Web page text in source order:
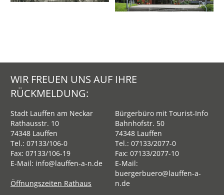
WIR FREUEN UNS AUF IHRE
RÜCKMELDUNG:
Stadt Lauffen am Neckar
Rathausstr. 10
74348 Lauffen
Tel.: 07133/106-0
Fax: 07133/106-19
E-Mail: info@lauffen-a-n.de
Öffnungszeiten Rathaus
Bürgerbüro mit Tourist-Info
Bahnhofstr. 50
74348 Lauffen
Tel.:07133/2077-0
Fax: 07133/2077-10
E-Mail:
buergerbuero@lauffen-a-
n.de